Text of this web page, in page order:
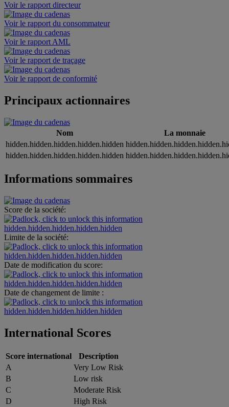
Voir le rapport directeur
Voir le rapport du consommateur
Voir le rapport AML
Voir le rapport de traçage
Voir le rapport de conformité
Principaux actionnaires
Nom
La monnaie
hidden.hidden.hidden.hidden.hidden
hidden.hidden.hidden.hidden.hidden
Informations sommaires
Score de la société:
hidden.hidden.hidden.hidden.hidden
Limite de la société:
hidden.hidden.hidden.hidden.hidden
Date de modification du score:
hidden.hidden.hidden.hidden.hidden
Date de changement de limite :
hidden.hidden.hidden.hidden.hidden
International Scores
Score international
Description
A
Very Low Risk
B
Low risk
C
Moderate Risk
D
High Risk